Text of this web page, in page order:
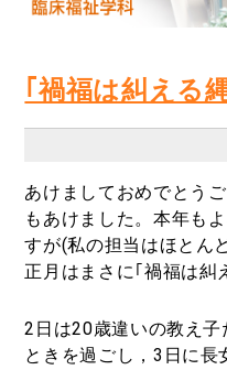
｢禍福は糾える
あけましておめでとう
もあけました。本年も
すが(私の担当はほとん
正月はまさに｢禍福は糾
2日は20歳違いの教え
ときを過ごし，3日に長